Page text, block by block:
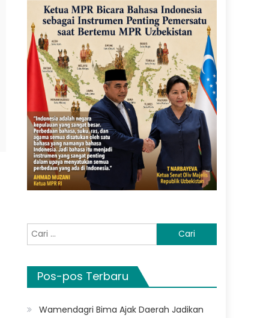
Cari
untuk:
Pos-pos Terbaru
Wamendagri Bima Ajak Daerah Jadikan